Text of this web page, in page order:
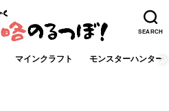
SEARCH
マインクラフト モンスターハンター